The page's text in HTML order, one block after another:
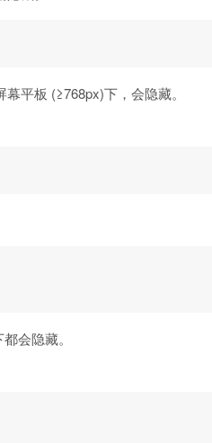
平板 (≥768px)下，会隐藏。
会隐藏。